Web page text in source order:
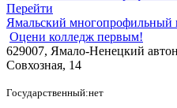
Перейти
Ямальский многопрофильный
Оцени колледж первым!
629007, Ямало-Ненецкий
Совхозная, 14
Государственный:нет